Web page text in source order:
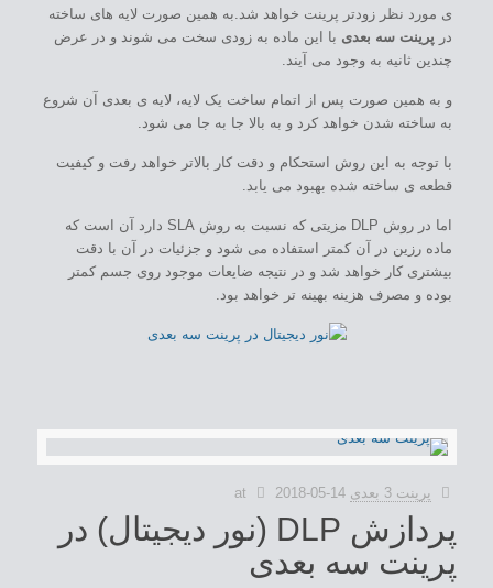
ی مورد نظر زودتر پرینت خواهد شد.به همین صورت لایه های ساخته
در پرینت سه بعدی با این ماده به زودی سخت می شوند و در عرض
چندین ثانیه به وجود می آیند.
و به همین صورت پس از اتمام ساخت یک لایه، لایه ی بعدی آن شروع
به ساخته شدن خواهد کرد و به بالا جا به جا می شود.
با توجه به این روش استحکام و دقت کار بالاتر خواهد رفت و کیفیت
قطعه ی ساخته شده بهبود می یابد.
اما در روش DLP مزیتی که نسبت به روش SLA دارد آن است که
ماده رزین در آن کمتر استفاده می شود و جزئیات در آن با دقت
بیشتری کار خواهد شد و در نتیجه ضایعات موجود روی جسم کمتر
بوده و مصرف هزینه بهینه تر خواهد بود.
پرینت 3 بعدی at 2018-05-14
پردازش DLP (نور دیجیتال) در
پرینت سه بعدی